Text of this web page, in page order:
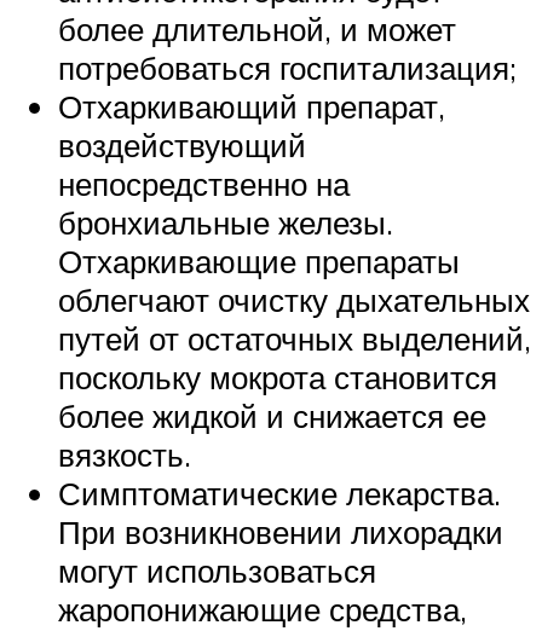
более длительной, и может
потребоваться госпитализация;
Отхаркивающий препарат,
воздействующий
непосредственно на
бронхиальные железы.
Отхаркивающие препараты
облегчают очистку дыхательных
путей от остаточных выделений,
поскольку мокрота становится
более жидкой и снижается ее
вязкость.
Симптоматические лекарства.
При возникновении лихорадки
могут использоваться
жаропонижающие средства,